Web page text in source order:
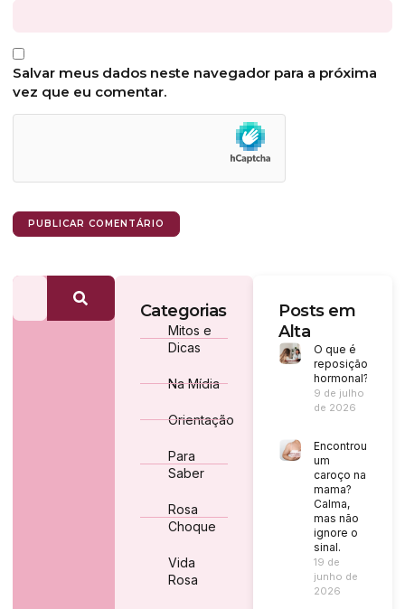
Salvar meus dados neste navegador para a próxima
vez que eu comentar.
Categorias
Mitos e
Dicas
Na Mídia
Orientação
Para
Saber
Rosa
Choque
Vida
Rosa
Posts em
Alta
O que é
reposição
hormonal?
9 de julho
de 2026
Encontrou
um
caroço na
mama?
Calma,
mas não
ignore o
sinal.
19 de
junho de
2026